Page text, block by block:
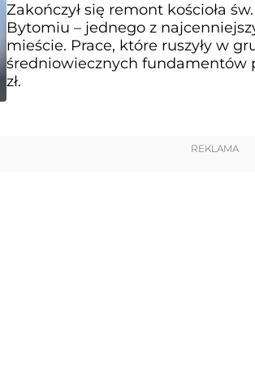
Zakończył się remont kościoła
Bytomiu – jednego z
mieście. Prace, które ruszyły w
średniowiecznych fundamentów
zł.
REKLAMA